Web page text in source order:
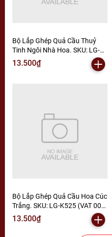
Bộ Lắp Ghép Quả Cầu Thuỷ
Tinh Ngôi Nhà Hoa. SKU: LG-
K543 (VAT 001-06-11) - K6-T3-
S4
13.500₫
Bộ Lắp Ghép Quả Cầu Hoa Cúc
Trắng. SKU: LG-K525 (VAT 001-
06-11) - K3-T2-S2
13.500₫